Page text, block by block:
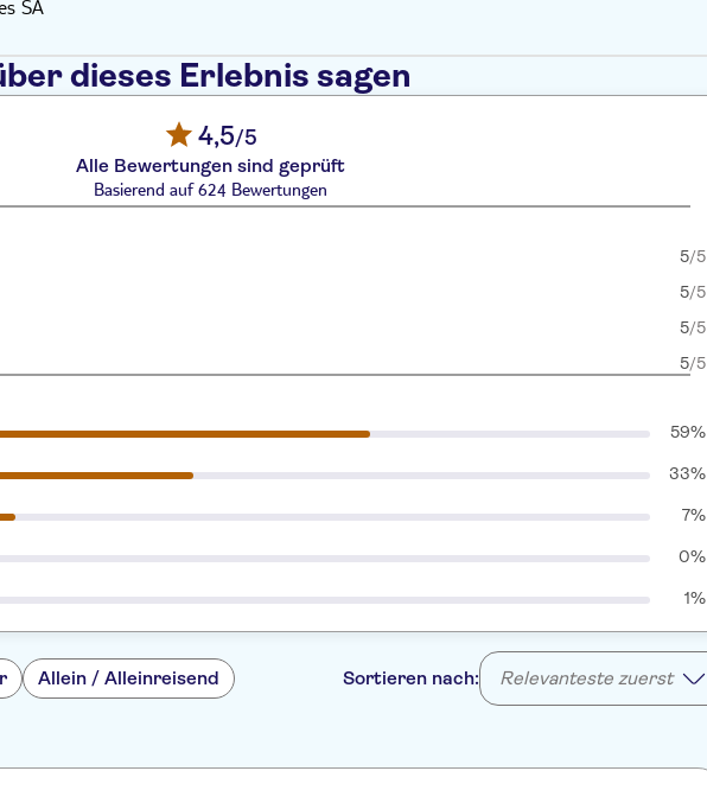
SA
dieses Erlebnis sagen
4,5/5
Alle Bewertungen sind geprüft
Basierend auf 624 Bewertungen
5/5
5/5
5/5
5/5
59%
33%
7%
0%
1%
Allein / Alleinreisend
Sortieren nach: Relevanteste zuerst